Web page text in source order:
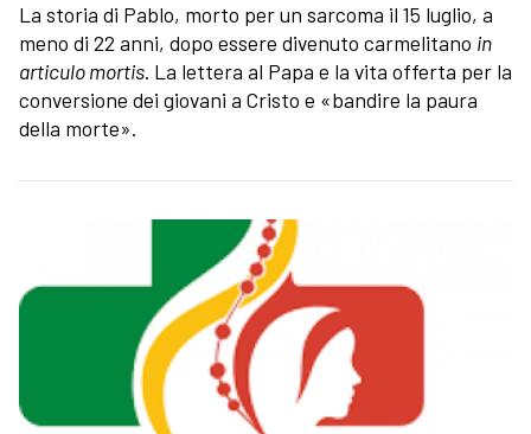
La storia di Pablo, morto per un sarcoma il 15 luglio, a
meno di 22 anni, dopo essere divenuto carmelitano in
articulo mortis. La lettera al Papa e la vita offerta per la
conversione dei giovani a Cristo e «bandire la paura
della morte».